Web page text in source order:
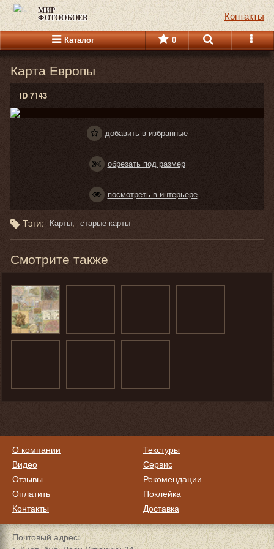
МИР
ФОТООБОЕВ Контакты
Каталог 0
Карта Европы
ID 7143
добавить в избранные
обрезать под размер
посмотреть в интерьере
Тэги: Карты старые карты
Смотрите также
О компании
Видео
Отзывы
Оплатить
Контакты
Текстуры
Сервис
Рекомендации
Поклейка
Доставка
Почтовый адрес: